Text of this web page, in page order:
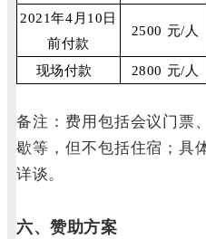
2021年4月10日
前付款
2500 元/人
现场付款 2800 元/人
备注：费用包括会议门票
歇等，但不包括住宿；具
详谈。
六、赞助方案